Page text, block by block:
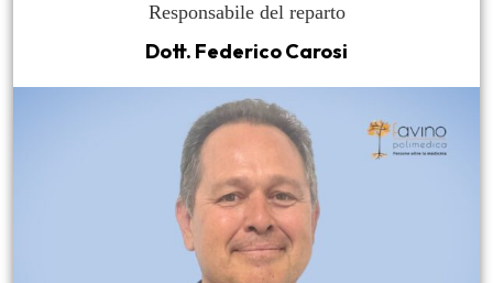
Responsabile del reparto
Dott. Federico Carosi